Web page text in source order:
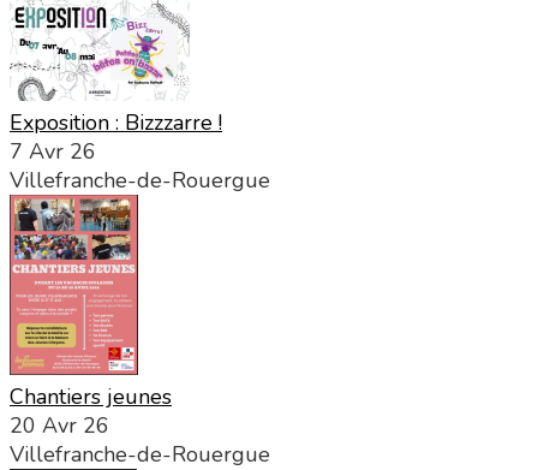
Exposition : Bizzzarre !
7 Avr 26
Villefranche-de-Rouergue
Chantiers jeunes
20 Avr 26
Villefranche-de-Rouergue